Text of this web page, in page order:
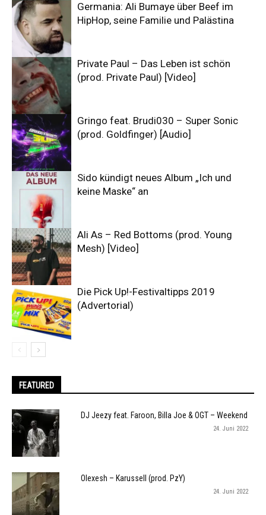
Germania: Ali Bumaye über Beef im
HipHop, seine Familie und Palästina
Private Paul – Das Leben ist schön
(prod. Private Paul) [Video]
Gringo feat. Brudi030 – Super Sonic
(prod. Goldfinger) [Audio]
Sido kündigt neues Album „Ich und
keine Maske“ an
Ali As – Red Bottoms (prod. Young
Mesh) [Video]
Die Pick Up!-Festivaltipps 2019
(Advertorial)
FEATURED
DJ Jeezy feat. Faroon, Billa Joe & OGT – Weekend
24. Juni 2022
Olexesh – Karussell (prod. PzY)
24. Juni 2022